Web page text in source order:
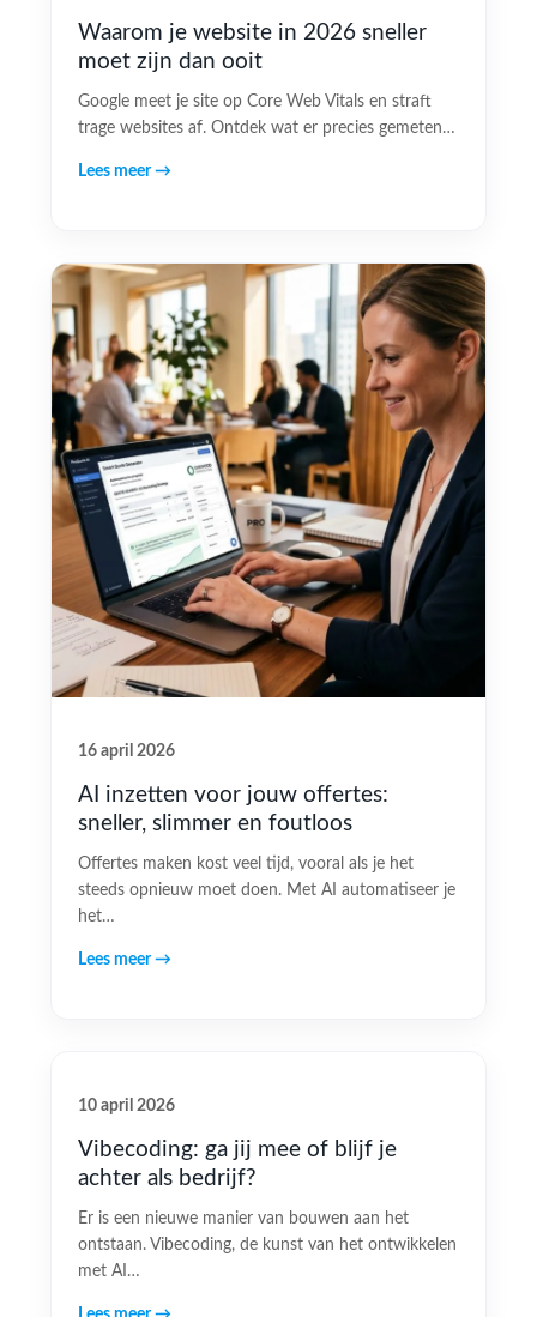
Waarom je website in 2026 sneller
moet zijn dan ooit
Google meet je site op Core Web Vitals en straft
trage websites af. Ontdek wat er precies gemeten…
Lees meer →
16 april 2026
AI inzetten voor jouw offertes:
sneller, slimmer en foutloos
Offertes maken kost veel tijd, vooral als je het
steeds opnieuw moet doen. Met AI automatiseer je
het…
Lees meer →
10 april 2026
Vibecoding: ga jij mee of blijf je
achter als bedrijf?
Er is een nieuwe manier van bouwen aan het
ontstaan. Vibecoding, de kunst van het ontwikkelen
met AI…